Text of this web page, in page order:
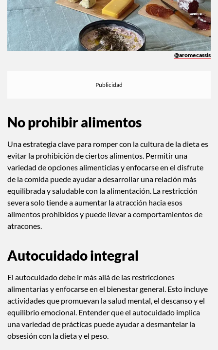
No prohibir alimentos
Una estrategia clave para romper con la cultura de la dieta es
evitar la prohibición de ciertos alimentos. Permitir una
variedad de opciones alimenticias y enfocarse en el disfrute
de la comida puede ayudar a desarrollar una relación más
equilibrada y saludable con la alimentación. La restricción
severa solo tiende a aumentar la atracción hacia esos
alimentos prohibidos y puede llevar a comportamientos de
Autocuidado integral
El autocuidado debe ir más allá de las restricciones
alimentarias y enfocarse en el bienestar general. Esto incluye
actividades que promuevan la salud mental, el descanso y el
equilibrio emocional. Entender que el autocuidado implica
una variedad de prácticas puede ayudar a desmantelar la